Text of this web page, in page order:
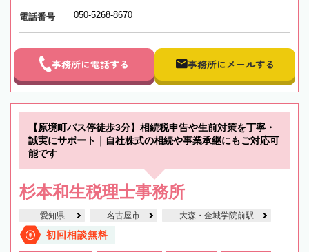
電話番号 050-5268-8670
事務所に電話する 事務所にメールする
【原境町バス停徒歩3分】相続税申告や生前対策を丁寧・
誠実にサポート｜自社株式の相続や事業承継にもご対応可
能です
杉本和生税理士事務所
愛知県 名古屋市 大森・金城学院前駅
初回相談無料